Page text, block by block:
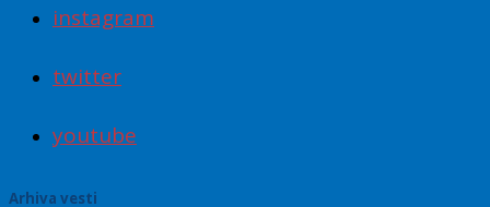
instagram
twitter
youtube
Arhiva vesti